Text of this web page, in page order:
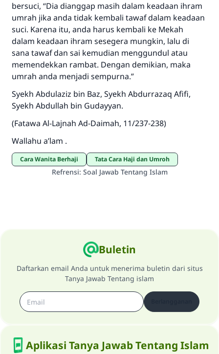
bersuci, “Dia dianggap masih dalam keadaan ihram
umrah jika anda tidak kembali tawaf dalam keadaan
suci. Karena itu, anda harus kembali ke Mekah
dalam keadaan ihram sesegera mungkin, lalu di
sana tawaf dan sai kemudian menggundul atau
memendekkan rambat. Dengan demikian, maka
umrah anda menjadi sempurna.”
Syekh Abdulaziz bin Baz, Syekh Abdurrazaq Afifi,
Syekh Abdullah bin Gudayyan.
(Fatawa Al-Lajnah Ad-Daimah, 11/237-238)
Wallahu a’lam .
Cara Wanita Berhaji Tata Cara Haji dan Umroh
Refrensi: Soal Jawab Tentang Islam
Buletin
Daftarkan email Anda untuk menerima buletin dari situs
Tanya Jawab Tentang islam
Aplikasi Tanya Jawab Tentang Islam